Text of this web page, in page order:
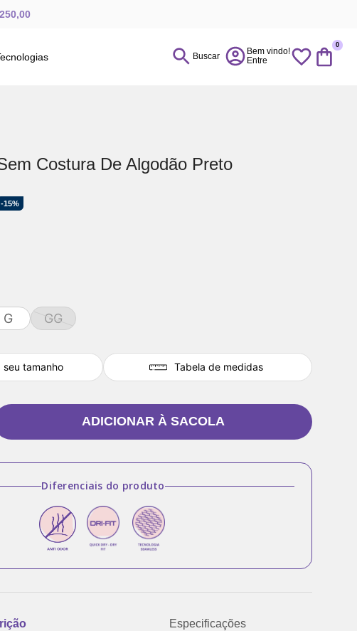
Buscar
0
Costura De Algodão Preto
-15%
G GG
seu tamanho Tabela de medidas
ADICIONAR À SACOLA
Diferenciais do produto
Especificações